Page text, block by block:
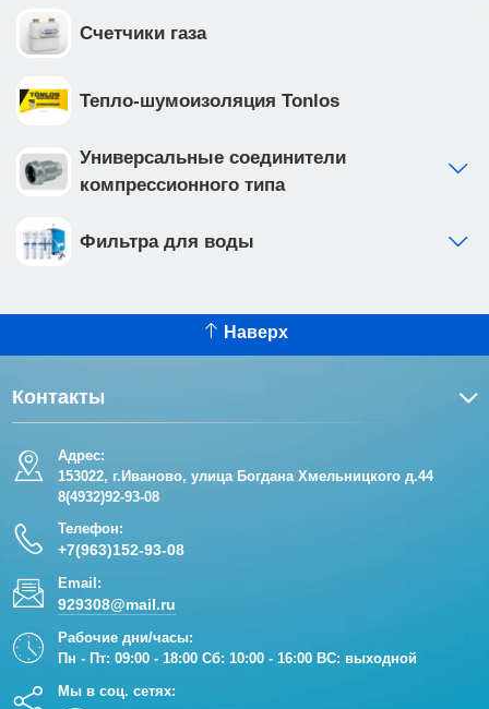
Счетчики газа
Тепло-шумоизоляция Tonlos
Универсальные соединители
компрессионного типа
Фильтра для воды
Наверх
Контакты
Адрес:
153022, г.Иваново, улица Богдана Хмельницкого д.44
8(4932)92-93-08
Телефон:
+7(963)152-93-08
Email:
929308@mail.ru
Рабочие дни/часы:
Пн - Пт: 09:00 - 18:00 Сб: 10:00 - 16:00 ВС: выходной
Мы в соц. сетях: